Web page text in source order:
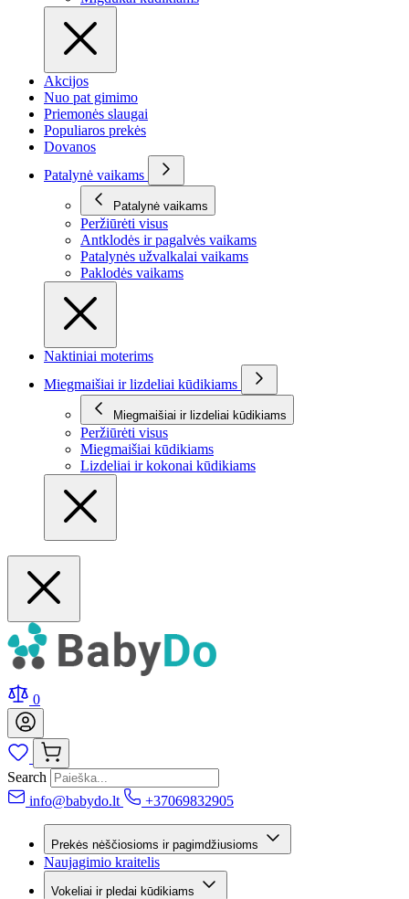
Akcijos
Nuo pat gimimo
Priemonės slaugai
Populiaros prekės
Dovanos
Patalynė vaikams
Patalynė vaikams
Peržiūrėti visus
Antklodės ir pagalvės vaikams
Patalynės užvalkalai vaikams
Paklodės vaikams
Naktiniai moterims
Miegmaišiai ir lizdeliai kūdikiams
Miegmaišiai ir lizdeliai kūdikiams
Peržiūrėti visus
Miegmaišiai kūdikiams
Lizdeliai ir kokonai kūdikiams
0
Search
info@babydo.lt
+37069832905
Prekės nėščiosioms ir pagimdžiusioms
Naujagimio kraitelis
Vokeliai ir pledai kūdikiams